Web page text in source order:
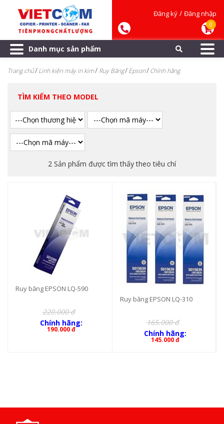
Đăng ký / Đăng nhập
0
Danh mục sản phẩm
Trang chủ Linh kiện máy in kim Ruy Băng Epson Chính hãng
TÌM KIẾM THEO MODEL
2 Sản phẩm được tìm thấy theo tiêu chí
Ruy băng EPSON LQ-590
220.000 đ
Chính hãng:
190.000 đ
Ruy băng EPSON LQ-310
165.000 đ
Chính hãng:
145.000 đ